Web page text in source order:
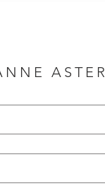
ASTER